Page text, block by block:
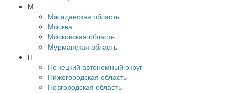
М
Магаданская область
Москва
Московская область
Мурманская область
Н
Ненецкий автономный округ
Нижегородская область
Новгородская область